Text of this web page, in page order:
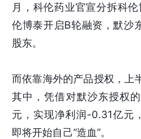
月，科伦药业官宣分拆科
伦博泰开启B轮融资，默沙
股东。
而依靠海外的产品授权，上
其中，凭借对默沙东授权
元，实现净利润-0.31亿元
即将开始自己“造血”。